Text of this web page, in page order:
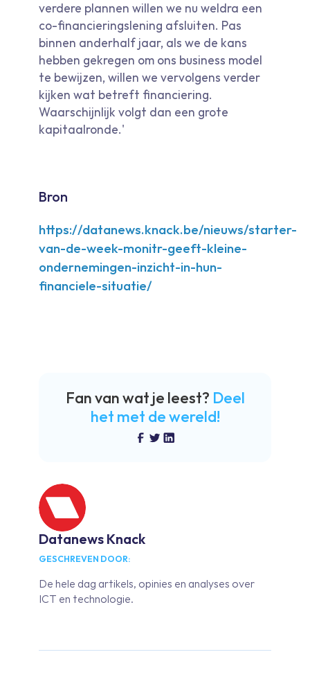
verdere plannen willen we nu weldra een
co-financieringslening afsluiten. Pas
binnen anderhalf jaar, als we de kans
hebben gekregen om ons business model
te bewijzen, willen we vervolgens verder
kijken wat betreft financiering.
Waarschijnlijk volgt dan een grote
kapitaalronde.'
Bron
https://datanews.knack.be/nieuws/starter-
van-de-week-monitr-geeft-kleine-
ondernemingen-inzicht-in-hun-
financiele-situatie/
Fan van wat je leest? Deel
het met de wereld!
Datanews Knack
GESCHREVEN DOOR:
De hele dag artikels, opinies en analyses over
ICT en technologie.